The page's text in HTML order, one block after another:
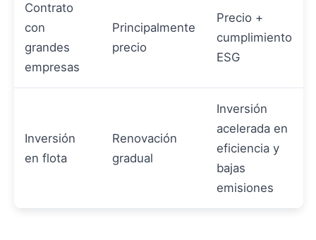
Contrato
con
grandes
empresas
Principalmente
precio
Precio +
cumplimiento
ESG
Inversión
en flota
Renovación
gradual
Inversión
acelerada en
eficiencia y
bajas
emisiones